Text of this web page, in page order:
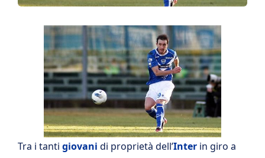
Tra i tanti giovani di proprietà dell’Inter in giro a